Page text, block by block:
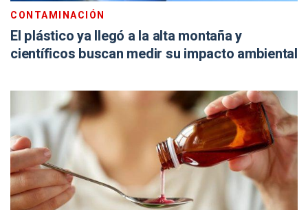
CONTAMINACIÓN
El plástico ya llegó a la alta montaña y
científicos buscan medir su impacto ambiental